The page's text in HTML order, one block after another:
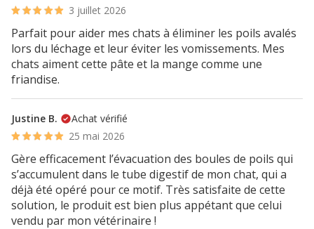
3 juillet 2026
Parfait pour aider mes chats à éliminer les poils avalés
lors du léchage et leur éviter les vomissements. Mes
chats aiment cette pâte et la mange comme une
friandise.
Justine B.
Achat vérifié
25 mai 2026
Gère efficacement l’évacuation des boules de poils qui
s’accumulent dans le tube digestif de mon chat, qui a
déjà été opéré pour ce motif. Très satisfaite de cette
solution, le produit est bien plus appétant que celui
vendu par mon vétérinaire !